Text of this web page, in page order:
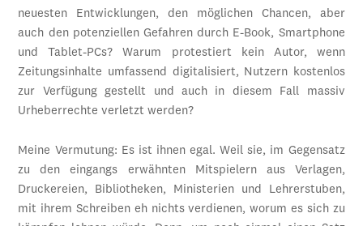
neuesten Entwicklungen, den möglichen Chancen, aber
auch den potenziellen Gefahren durch E-Book, Smartphone
und Tablet-PCs? Warum protestiert kein Autor, wenn
Zeitungsinhalte umfassend digitalisiert, Nutzern kostenlos
zur Verfügung gestellt und auch in diesem Fall massiv
Urheberrechte verletzt werden?
Meine Vermutung: Es ist ihnen egal. Weil sie, im Gegensatz
zu den eingangs erwähnten Mitspielern aus Verlagen,
Druckereien, Bibliotheken, Ministerien und Lehrerstuben,
mit ihrem Schreiben eh nichts verdienen, worum es sich zu